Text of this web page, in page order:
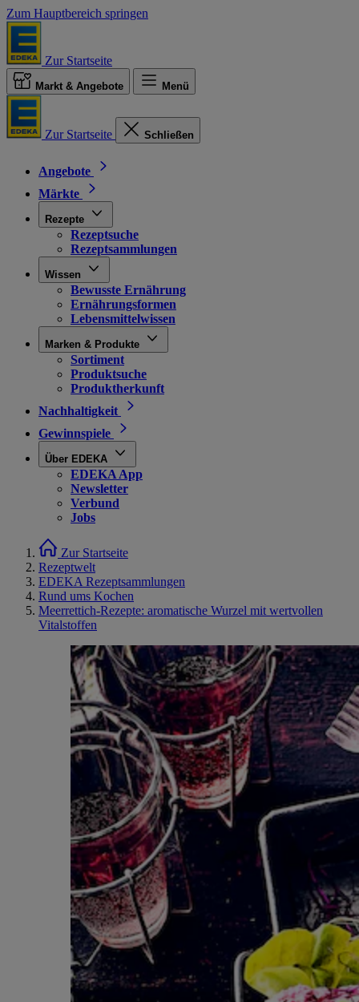
Zum Hauptbereich springen
Zur Startseite
Markt & Angebote Menü
Zur Startseite Schließen
Angebote
Märkte
Rezepte
Rezeptsuche
Rezeptsammlungen
Wissen
Bewusste Ernährung
Ernährungsformen
Lebensmittelwissen
Marken & Produkte
Sortiment
Produktsuche
Produktherkunft
Nachhaltigkeit
Gewinnspiele
Über EDEKA
EDEKA App
Newsletter
Verbund
Jobs
Zur Startseite
Rezeptwelt
EDEKA Rezeptsammlungen
Rund ums Kochen
Meerrettich-Rezepte: aromatische Wurzel mit wertvollen
Vitalstoffen